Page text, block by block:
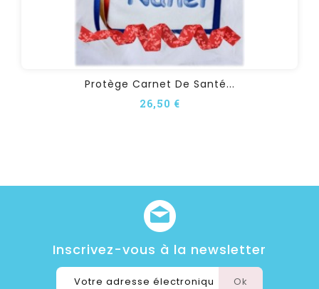
Protège Carnet De Santé...
26,50 €
Inscrivez-vous à la newsletter